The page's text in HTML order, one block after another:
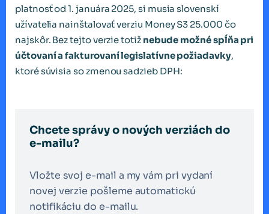
platnosť od 1. januára 2025, si musia slovenskí
užívatelia nainštalovať verziu Money S3 25.000 čo
najskôr. Bez tejto verzie totiž nebude možné spĺňa pri
účtovaní a fakturovaní legislatívne požiadavky,
ktoré súvisia so zmenou sadzieb DPH:
Chcete správy o nových verziách do
e-mailu?
Vložte svoj e-mail a my vám pri vydaní
novej verzie pošleme automatickú
notifikáciu do e-mailu.